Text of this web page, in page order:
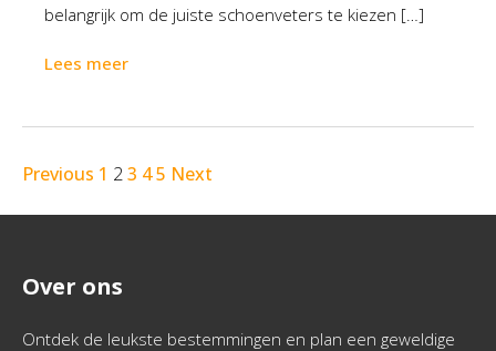
belangrijk om de juiste schoenveters te kiezen […]
Lees meer
Previous 1 23 45 Next
Over ons
Ontdek de leukste bestemmingen en plan een geweldige